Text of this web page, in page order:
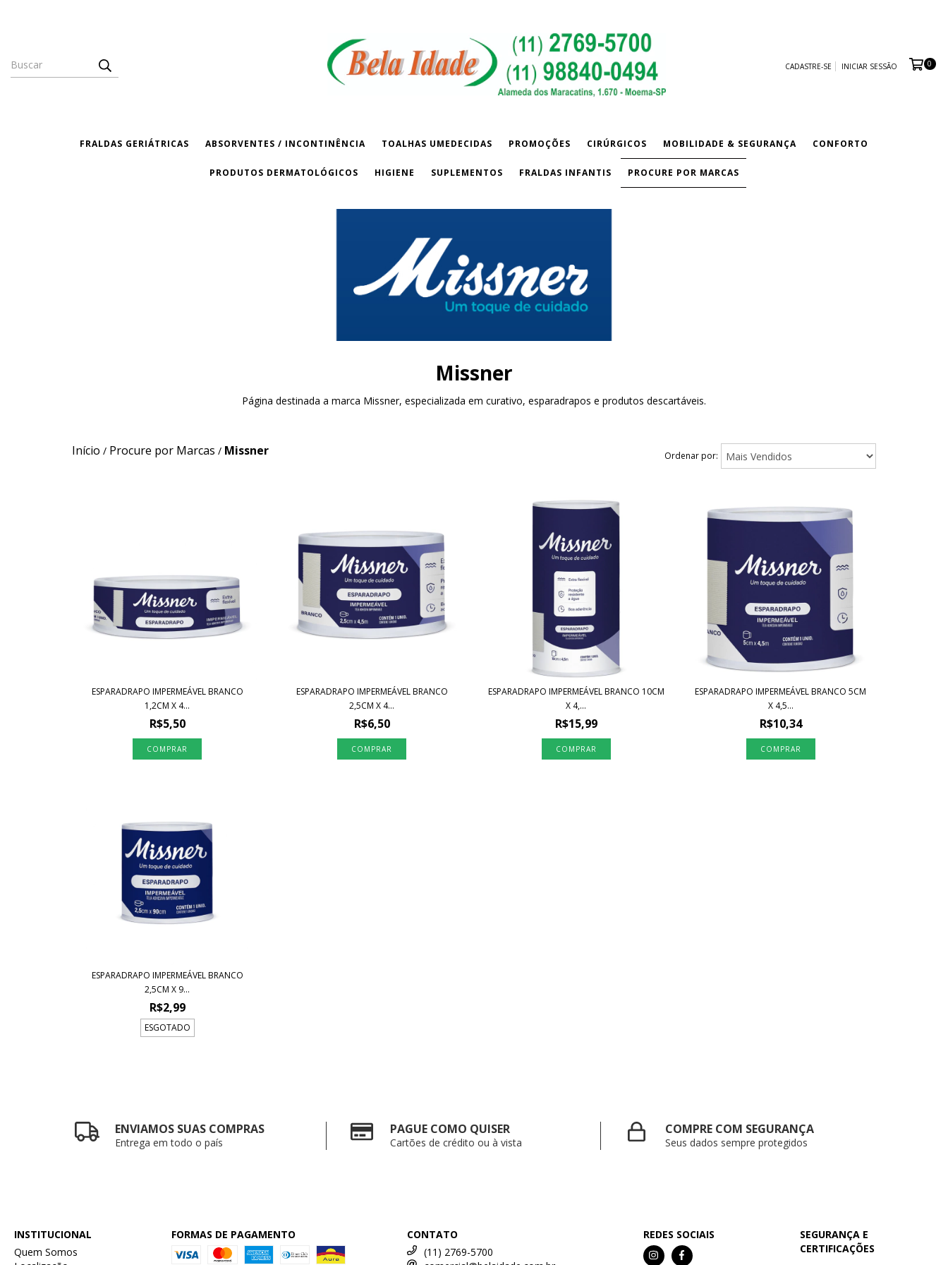
CADASTRE-SE INICIAR SESSÃO 0
FRALDAS GERIÁTRICAS ABSORVENTES / INCONTINÊNCIA TOALHAS UMEDECIDAS PROMOÇÕES CIRÚRGICOS MOBILIDADE & SEGURANÇA CONFORTO
PRODUTOS DERMATOLÓGICOS HIGIENE SUPLEMENTOS FRALDAS INFANTIS PROCURE POR MARCAS
Missner
Página destinada a marca Missner, especializada em curativo, esparadrapos e produtos descartáveis.
Início / Procure por Marcas / Missner Ordenar por:
ESPARADRAPO IMPERMEÁVEL BRANCO
1,2CM X 4...
R$5,50
ESPARADRAPO IMPERMEÁVEL BRANCO
2,5CM X 4...
R$6,50
ESPARADRAPO IMPERMEÁVEL BRANCO 10CM
X 4,...
R$15,99
ESPARADRAPO IMPERMEÁVEL BRANCO 5CM
X 4,5...
R$10,34
ESPARADRAPO IMPERMEÁVEL BRANCO
2,5CM X 9...
R$2,99
ESGOTADO
ENVIAMOS SUAS COMPRAS
Entrega em todo o país
PAGUE COMO QUISER
Cartões de crédito ou à vista
COMPRE COM SEGURANÇA
Seus dados sempre protegidos
INSTITUCIONAL
Quem Somos
FORMAS DE PAGAMENTO
CONTATO
(11) 2769-5700
REDES SOCIAIS
SEGURANÇA E
CERTIFICAÇÕES